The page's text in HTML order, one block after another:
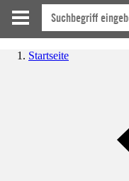
Startseite